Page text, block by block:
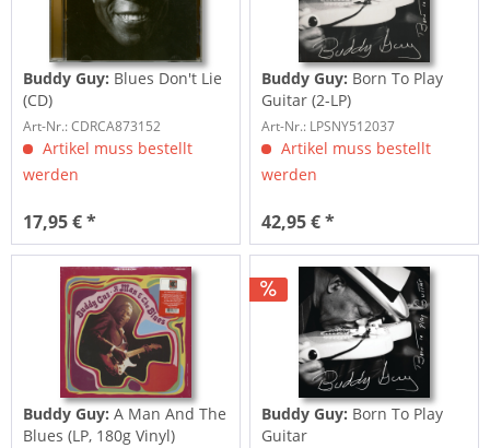
Buddy Guy: Blues Don't Lie
(CD)
Art-Nr.: CDRCA873152
Artikel muss bestellt
werden
17,95 € *
Buddy Guy: Born To Play
Guitar (2-LP)
Art-Nr.: LPSNY512037
Artikel muss bestellt
werden
42,95 € *
Buddy Guy:A Man And The
Blues (LP, 180g Vinyl)
Buddy Guy: Born To Play
Guitar